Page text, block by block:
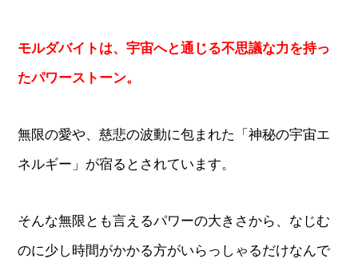
モルダバイトは、宇宙へと通じる不思議な力を持っ
たパワーストーン。
無限の愛や、慈悲の波動に包まれた「神秘の宇宙エ
ネルギー」が宿るとされています。
そんな無限とも言えるパワーの大きさから、なじむ
のに少し時間がかかる方がいらっしゃるだけなんで